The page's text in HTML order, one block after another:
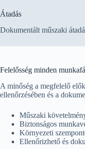
Átadás
Dokumentált műszaki
Felelősség minden
A minőség a megfelelő
ellenőrzésében és a
Műszaki
Biztonságos
Környezeti
Ellenőrizhető és